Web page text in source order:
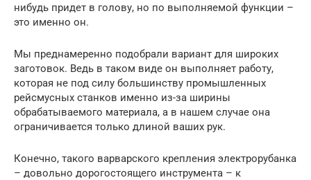
нибудь придет в голову, но по выполняемой функции –
это именно он.
Мы преднамеренно подобрали вариант для широких
заготовок. Ведь в таком виде он выполняет работу,
которая не под силу большинству промышленных
рейсмусных станков именно из-за ширины
обрабатываемого материала, а в нашем случае она
ограничивается только длиной ваших рук.
Конечно, такого варварского крепления электрорубанка
– довольно дорогостоящего инструмента – к